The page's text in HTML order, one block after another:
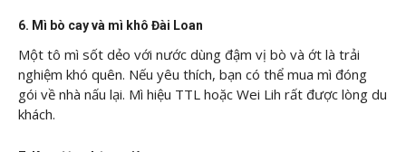
6. Mì bò cay và mì khô Đài Loan
Một tô mì sốt dẻo với nước dùng đậm vị bò và ớt là trải
nghiệm khó quên. Nếu yêu thích, bạn có thể mua mì đóng
gói về nhà nấu lại. Mì hiệu TTL hoặc Wei Lih rất được lòng du
khách.